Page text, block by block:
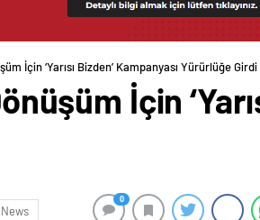
İçin ‘Yarısı Bizden’ Kampanyası Yürürlüğe Girdi
İçin
News
0